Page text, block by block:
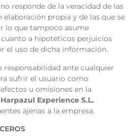
no responde de la veracidad de las
propia y de las que se
lo que tampoco asume
a hipotéticos perjuicios
el uso de dicha información.
responsabilidad ante cualquier
sufrir el usuario como
u omisiones en la
Harpazul Experience S.L.
ajenas a la empresa.